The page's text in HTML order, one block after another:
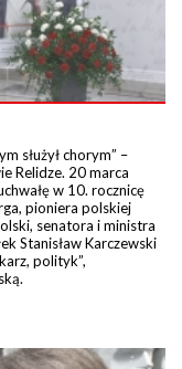
służył chorym” –
Relidze. 20 marca
w 10. rocznicę
pioniera polskiej
senatora i ministra
Stanisław Karczewski
polityk”,